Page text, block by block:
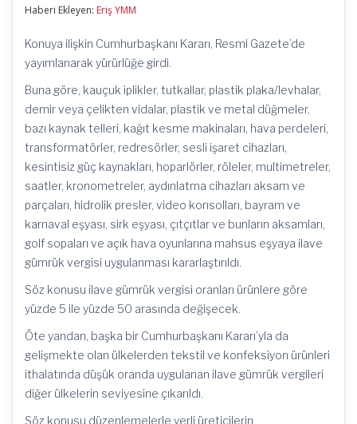
Haberi Ekleyen: Eriş YMM
Konuya ilişkin Cumhurbaşkanı Kararı, Resmi Gazete’de
yayımlanarak yürürlüğe girdi.
Buna göre, kauçuk iplikler, tutkallar, plastik plaka/levhalar,
demir veya çelikten vidalar, plastik ve metal düğmeler,
bazı kaynak telleri, kağıt kesme makinaları, hava perdeleri,
transformatörler, redresörler, sesli işaret cihazları,
kesintisiz güç kaynakları, hoparlörler, röleler, multimetreler,
saatler, kronometreler, aydınlatma cihazları aksam ve
parçaları, hidrolik presler, video konsolları, bayram ve
karnaval eşyası, sirk eşyası, çıtçıtlar ve bunların aksamları,
golf sopaları ve açık hava oyunlarına mahsus eşyaya ilave
gümrük vergisi uygulanması kararlaştırıldı.
Söz konusu ilave gümrük vergisi oranları ürünlere göre
yüzde 5 ile yüzde 50 arasında değişecek.
Öte yandan, başka bir Cumhurbaşkanı Kararı’yla da
gelişmekte olan ülkelerden tekstil ve konfeksiyon ürünleri
ithalatında düşük oranda uygulanan ilave gümrük vergileri
diğer ülkelerin seviyesine çıkarıldı.
Söz konusu düzenlemelerle yerli üreticilerin